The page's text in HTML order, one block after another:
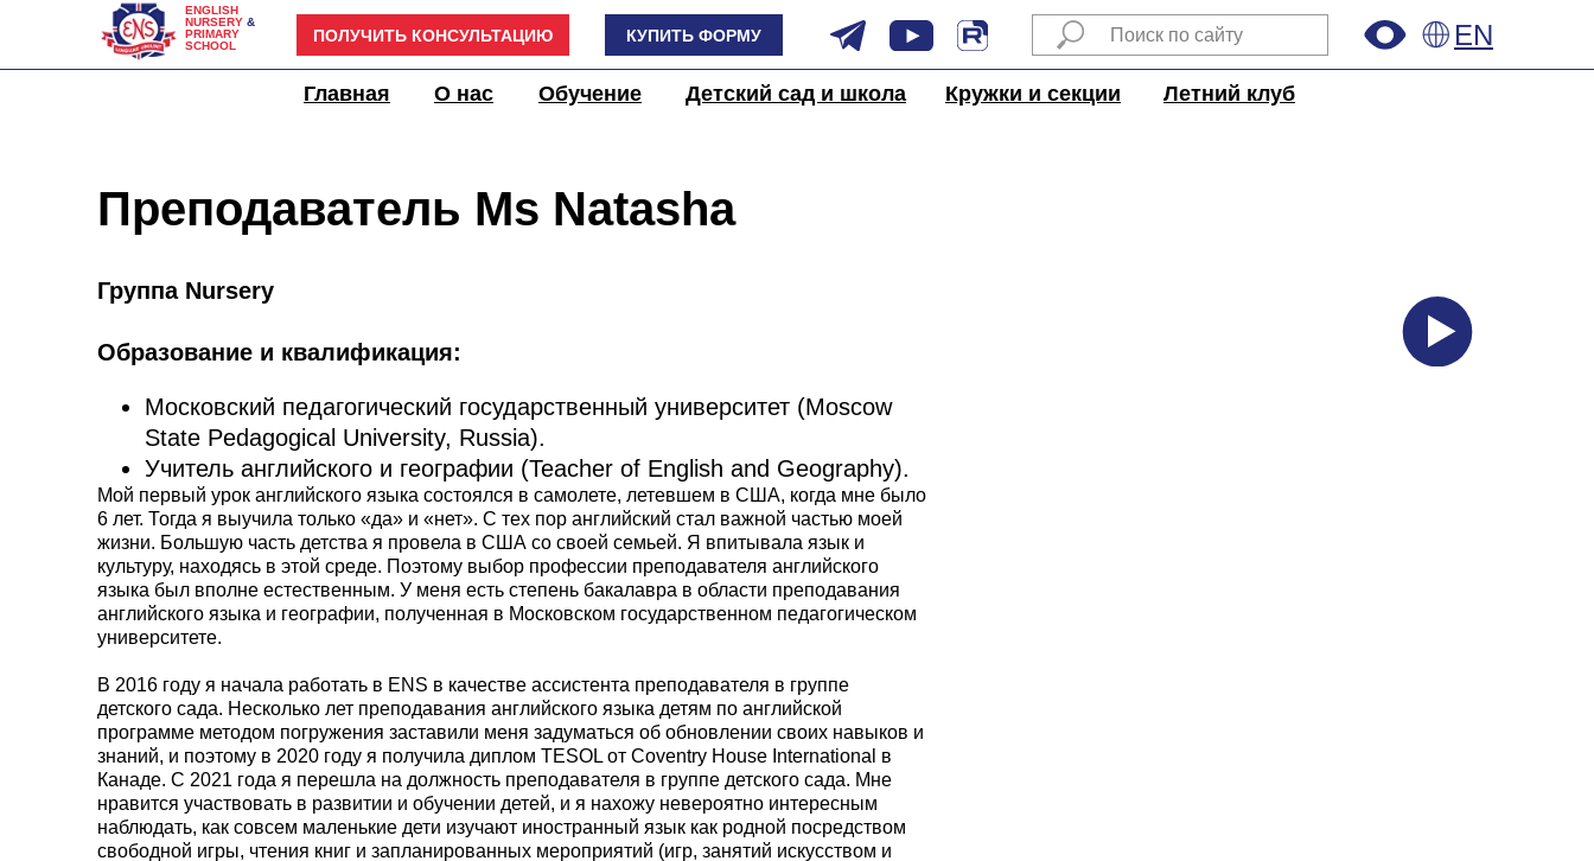
ПОЛУЧИТЬ КОНСУЛЬТАЦИЮ КУПИТЬ ФОРМУ EN
ENGLISH
NURSERY &
PRIMARY
SCHOOL
Главная О нас Обучение Детский сад и школа Кружки и секции Летний клуб
Преподаватель Ms Natasha
Группа Nursery
Образование и квалификация:
Московский педагогический государственный университет (Moscow
State Pedagogical University, Russia).
Учитель английского и географии (Teacher of English and Geography).
Мой первый урок английского языка состоялся в самолете, летевшем в США, когда мне было
6 лет. Тогда я выучила только «да» и «нет». С тех пор английский стал важной частью моей
жизни. Большую часть детства я провела в США со своей семьей. Я впитывала язык и
культуру, находясь в этой среде. Поэтому выбор профессии преподавателя английского
языка был вполне естественным. У меня есть степень бакалавра в области преподавания
английского языка и географии, полученная в Московском государственном педагогическом
университете.
В 2016 году я начала работать в ENS в качестве ассистента преподавателя в группе
детского сада. Несколько лет преподавания английского языка детям по английской
программе методом погружения заставили меня задуматься об обновлении своих навыков и
знаний, и поэтому в 2020 году я получила диплом TESOL от Coventry House International в
Канаде. С 2021 года я перешла на должность преподавателя в группе детского сада. Мне
нравится участвовать в развитии и обучении детей, и я нахожу невероятно интересным
наблюдать, как совсем маленькие дети изучают иностранный язык как родной посредством
свободной игры, чтения книг и запланированных мероприятий (игр, занятий искусством и